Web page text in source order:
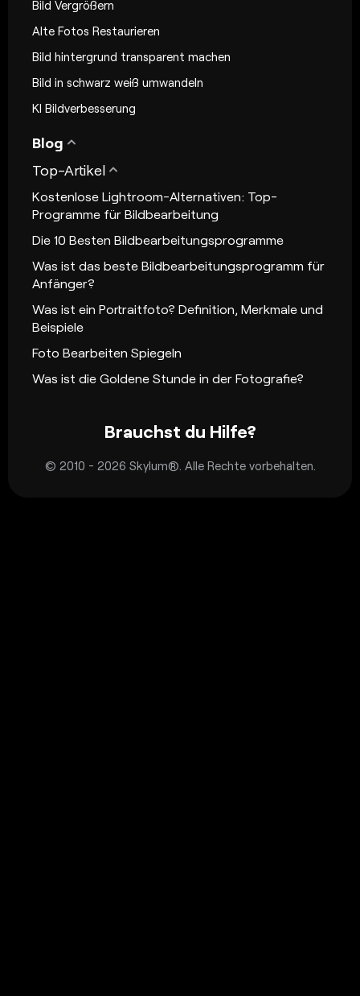
Bild Vergrößern
Alte Fotos Restaurieren
Bild hintergrund transparent machen
Bild in schwarz weiß umwandeln
KI Bildverbesserung
Blog
Top-Artikel
Kostenlose Lightroom-Alternativen: Top-
Programme für Bildbearbeitung
Die 10 Besten Bildbearbeitungsprogramme
Was ist das beste Bildbearbeitungsprogramm für
Anfänger?
Was ist ein Portraitfoto? Definition, Merkmale und
Beispiele
Foto Bearbeiten Spiegeln
Was ist die Goldene Stunde in der Fotografie?
Brauchst du Hilfe?
© 2010 - 2026 Skylum®. Alle Rechte vorbehalten.